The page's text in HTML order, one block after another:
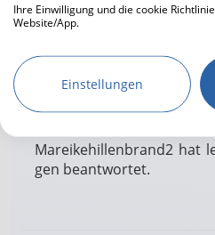
Ihre Einwilligung und die cookie
Website/App.
Wir nutzen Ihre Daten für folgende
IAB-Verarbeitungszwecke:
Speichern von oder Zugriff auf
Informationen auf einem
Verwendung reduzierter
Einstellungen
Freunde treffen
Kino
Tanzen
Theater
Tiere
Wandern
Musikrichtung
Mareikehillenbrand2 hat
gen be­ant­wort­et.